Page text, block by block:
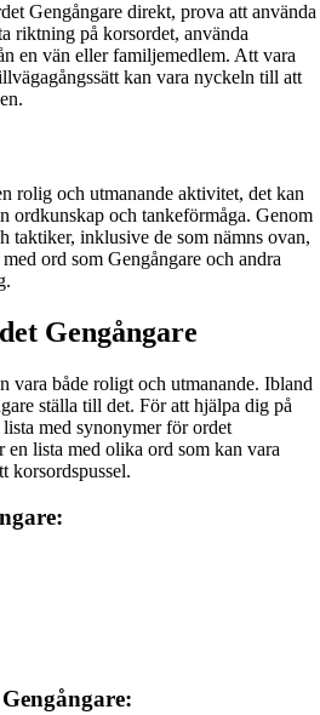
Gengångare direkt, prova att använda
riktning på korsordet, använda
en vän eller familjemedlem. Att vara
kan vara nyckeln till att
rolig och utmanande aktivitet, det kan
ordkunskap och tankeförmåga. Genom
taktiker, inklusive de som nämns ovan,
ord som Gengångare och andra
Gengångare
vara både roligt och utmanande. Ibland
ställa till det. För att hjälpa dig på
med synonymer för ordet
en lista med olika ord som kan vara
korsordspussel.